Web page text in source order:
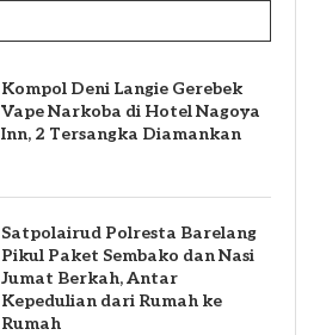
Kompol Deni Langie Gerebek
Vape Narkoba di Hotel Nagoya
Inn, 2 Tersangka Diamankan
Satpolairud Polresta Barelang
Pikul Paket Sembako dan Nasi
Jumat Berkah, Antar
Kepedulian dari Rumah ke
Rumah